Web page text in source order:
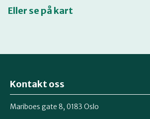
Retten til reparasjon
Eller se på kart
Kontakt oss
Mariboes gate 8, 0183 Oslo